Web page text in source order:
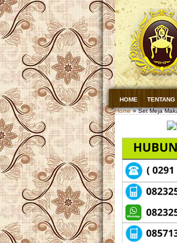
HOME TENTANG
Home» Set Meja